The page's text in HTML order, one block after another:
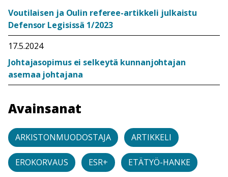
Voutilaisen ja Oulin referee-artikkeli julkaistu
Defensor Legisissä 1/2023
17.5.2024
Johtajasopimus ei selkeytä kunnanjohtajan
asemaa johtajana
Avainsanat
ARKISTONMUODOSTAJA ARTIKKELI
EROKORVAUS ESR+ ETÄTYÖ-HANKE